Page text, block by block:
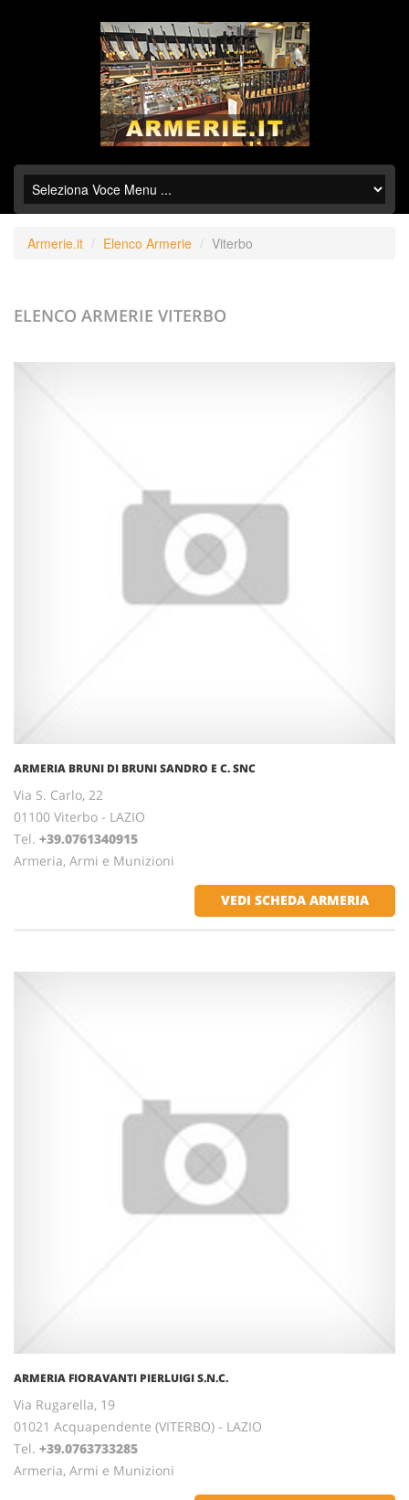
Armerie.it Elenco Armerie Viterbo
ELENCO ARMERIE VITERBO
ARMERIA BRUNI DI BRUNI SANDRO E C. SNC
Via S. Carlo, 22
01100 Viterbo - LAZIO
Tel. +39.0761340915
Armeria, Armi e Munizioni
VEDI SCHEDA ARMERIA
ARMERIA FIORAVANTI PIERLUIGI S.N.C.
Via Rugarella, 19
01021 Acquapendente (VITERBO) - LAZIO
Tel. +39.0763733285
Armeria, Armi e Munizioni